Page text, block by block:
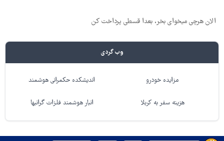
الان هرچی میخوای بخر، بعدا قسطی پرداخت کن
وب گردی
مزایده خودرو اندیشکده حکمرانی هوشمند
هزینه سفر به کربلا انبار هوشمند فلزات گرانبها